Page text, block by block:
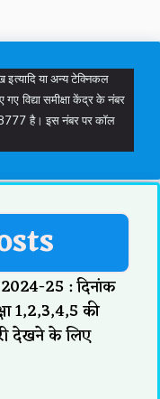
इत्यादि या अन्य टेक्निकल
विद्या समीक्षा केंद्र के नंबर
है। इस नंबर पर कॉल
25 : दिनांक
1,2,3,4,5 की
देखने के लिए